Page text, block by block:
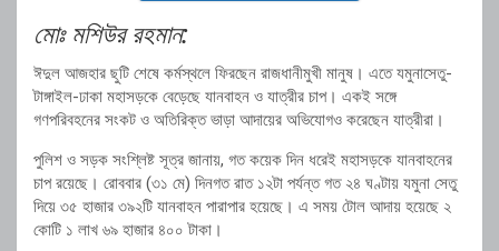
মোঃ মশিউর রহমান:
ঈদুল আজহার ছুটি শেষে কর্মস্থলে ফিরছেন রাজধানীমুখী মানুষ। এতে যমুনাসেতু-
টাঙ্গাইল-ঢাকা মহাসড়কে বেড়েছে যানবাহন ও যাত্রীর চাপ। একই সঙ্গে
গণপরিবহনের সংকট ও অতিরিক্ত ভাড়া আদায়ের অভিযোগও করেছেন যাত্রীরা।
পুলিশ ও সড়ক সংশ্লিষ্ট সূত্র জানায়, গত কয়েক দিন ধরেই মহাসড়কে যানবাহনের
চাপ রয়েছে। রোববার (৩১ মে) দিনগত রাত ১২টা পর্যন্ত গত ২৪ ঘণ্টায় যমুনা সেতু
দিয়ে ৩৫ হাজার ৩৯২টি যানবাহন পারাপার হয়েছে। এ সময় টোল আদায় হয়েছে ২
কোটি ১ লাখ ৬৯ হাজার ৪০০ টাকা।